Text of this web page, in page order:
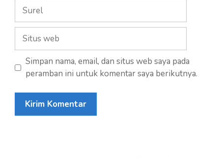
Surel
Situs
web
Simpan nama, email, dan situs web saya pada
peramban ini untuk komentar saya berikutnya.